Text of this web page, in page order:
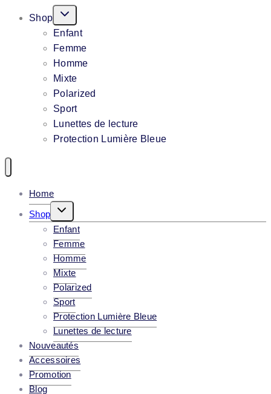
Shop
Toggle
Child
Menu
Enfant
Femme
Homme
Mixte
Polarized
Sport
Lunettes de lecture
Protection Lumière Bleue
Home
Shop
Toggle
Child
Menu
Enfant
Femme
Homme
Mixte
Polarized
Sport
Protection Lumière Bleue
Lunettes de lecture
Nouveautés
Accessoires
Promotion
Blog